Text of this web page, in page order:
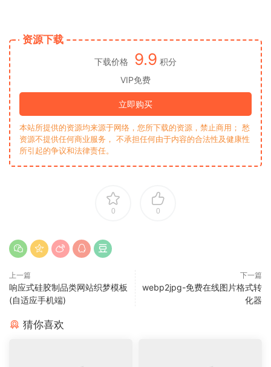
资源下载
下载价格 9.9 积分
VIP免费
立即购买
本站所提供的资源均来源于网络，您所下载的资源，禁止商用； 愁
资源不提供任何商业服务， 不承担任何由于内容的合法性及健康性
所引起的争议和法律责任。
0 0
上一篇
响应式硅胶制品类网站织梦模板
(自适应手机端)
下一篇
webp2jpg-免费在线图片格式转
化器
猜你喜欢